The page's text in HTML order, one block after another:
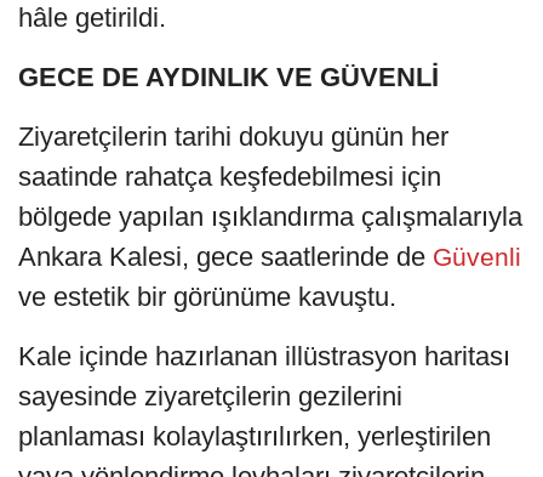
hâle getirildi.
GECE DE AYDINLIK VE GÜVENLİ
Ziyaretçilerin tarihi dokuyu günün her
saatinde rahatça keşfedebilmesi için
bölgede yapılan ışıklandırma çalışmalarıyla
Ankara Kalesi, gece saatlerinde de Güvenli
ve estetik bir görünüme kavuştu.
Kale içinde hazırlanan illüstrasyon haritası
sayesinde ziyaretçilerin gezilerini
planlaması kolaylaştırılırken, yerleştirilen